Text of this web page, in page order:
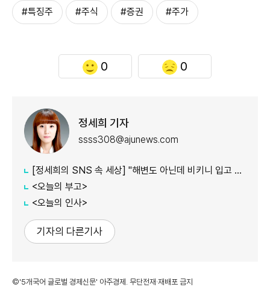
#특징주 #주식 #증권 #주가
0 0
정세희 기자
ssss308@ajunews.com
[정세희의 SNS 속 세상] "해변도 아닌데 비키니 입고 마트까지?"…해운대 '수영복 외출' 갑론을박
<오늘의 부고>
<오늘의 인사>
기자의 다른기사
©'5개국어 글로벌 경제신문' 아주경제. 무단전재·재배포 금지